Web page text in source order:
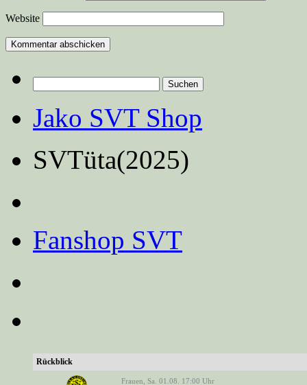
Website
nach:
Jako SVT Shop
SVTüta(2025)
Fanshop SVT